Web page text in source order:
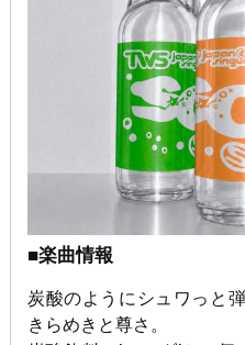
■楽曲情報
炭酸のようにシュワっと
きらめきと尊さ。